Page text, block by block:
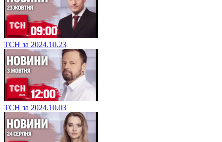
ТСН за 2024.10.23
ТСН за 2024.10.03